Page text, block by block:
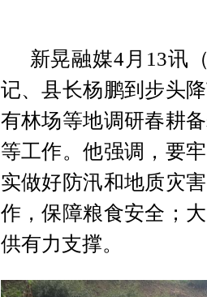
新晃融媒4月13讯
记、县长杨鹏到步头
有林场等地调研春耕
等工作。他强调，要
实做好防汛和地质灾
作，保障粮食安全；
供有力支撑。